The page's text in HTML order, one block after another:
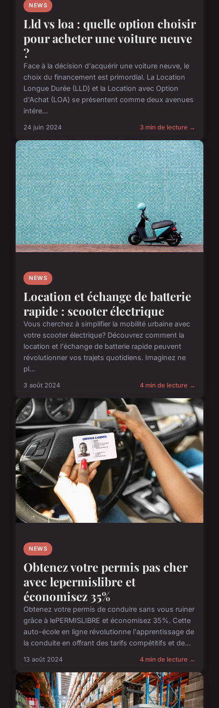
NEWS
Lld vs loa : quelle option choisir
pour acheter une voiture neuve
?
Face à la décision d'acquérir une voiture neuve, le
choix du financement est primordial. La Location
Longue Durée (LLD) et la Location avec Option
d'Achat (LOA) se présentent comme deux avenues
intére...
24 juin 2024 3 min de lecture →
NEWS
Location et échange de batterie
rapide : scooter électrique
Vous cherchez à simplifier la mobilité urbaine avec
votre scooter électrique? Découvrez comment la
location et l'échange de batterie rapide peuvent
révolutionner vos trajets quotidiens. Imaginez ne
pl...
3 août 2024 4 min de lecture →
NEWS
Obtenez votre permis pas cher
avec lepermislibre et
économisez 35%
Obtenez votre permis de conduire sans vous ruiner
grâce à lePERMISLIBRE et économisez 35%. Cette
auto-école en ligne révolutionne l'apprentissage de
la conduite en offrant des tarifs compétitifs et de...
13 août 2024 4 min de lecture →